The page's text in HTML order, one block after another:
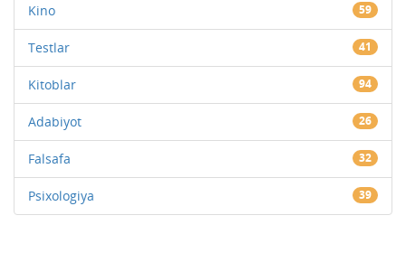
Kino 59
Testlar 41
Kitoblar 94
Adabiyot 26
Falsafa 32
Psixologiya 39